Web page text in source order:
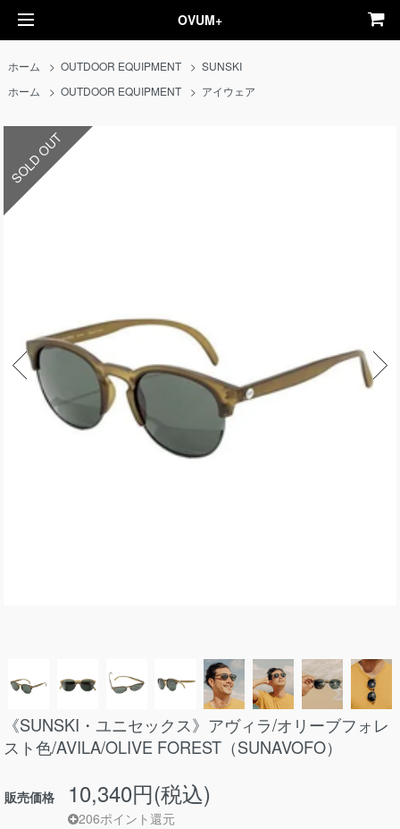
OVUM+
ホーム >OUTDOOR EQUIPMENT >SUNSKI
ホーム
>OUTDOOR EQUIPMENT > アイウェア
SOLD OUT
《SUNSKI・ユニセックス》アヴィラ/オリーブフォレ
スト色/AVILA/OLIVE FOREST（SUNAVOFO）
販売価格 10,340円(税込)
206ポイント還元